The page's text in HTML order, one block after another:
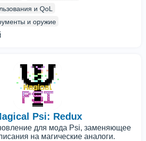
и QoL
и оружие
Psi: Redux
для мода Psi, заменяющее
на магические аналоги.